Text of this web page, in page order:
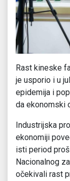
Rast kineske
je usporio i u
epidemija i
da ekonomski
Industrijska
ekonomiji
isti period
Nacionalnog
očekivali rast